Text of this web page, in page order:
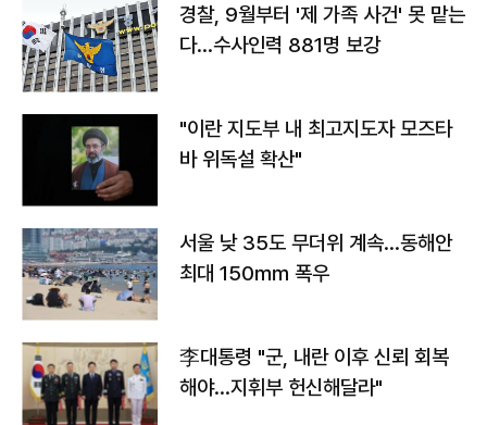
경찰, 9월부터 '제 가족 사건' 못 맡는
다…수사인력 881명 보강
"이란 지도부 내 최고지도자 모즈타
바 위독설 확산"
서울 낮 35도 무더위 계속…동해안
최대 150㎜ 폭우
李대통령 "군, 내란 이후 신뢰 회복
해야…지휘부 헌신해달라"